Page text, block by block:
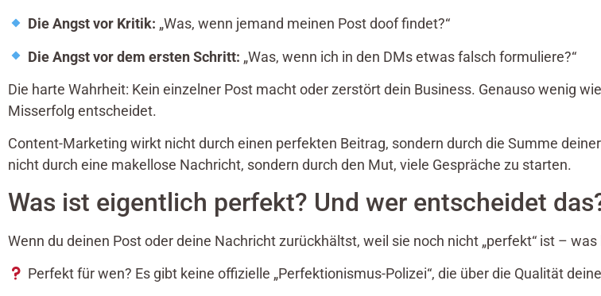
Die Angst vor Kritik: „Was, wenn jemand meinen Post doof findet?“
Die Angst vor dem ersten Schritt: „Was, wenn ich in den DMs etwas falsch formuliere?“
Die harte Wahrheit: Kein einzelner Post macht oder zerstört dein Business. Genauso wenig
Misserfolg entscheidet.
Content-Marketing wirkt nicht durch einen perfekten Beitrag, sondern durch die Summe
nicht durch eine makellose Nachricht, sondern durch den Mut, viele Gespräche zu starten.
Was ist eigentlich perfekt? Und wer entscheidet
Wenn du deinen Post oder deine Nachricht zurückhältst, weil sie noch nicht „perfekt“ ist –
Perfekt für wen? Es gibt keine offizielle „Perfektionismus-Polizei“, die über die Qualität